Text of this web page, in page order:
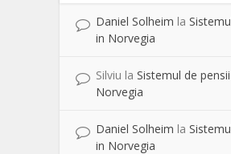
Daniel Solheim la
in Norvegia
Silviu la Sistemul de
Norvegia
Daniel Solheim la
in Norvegia